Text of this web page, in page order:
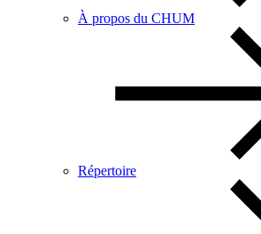
À propos du CHUM
Répertoire